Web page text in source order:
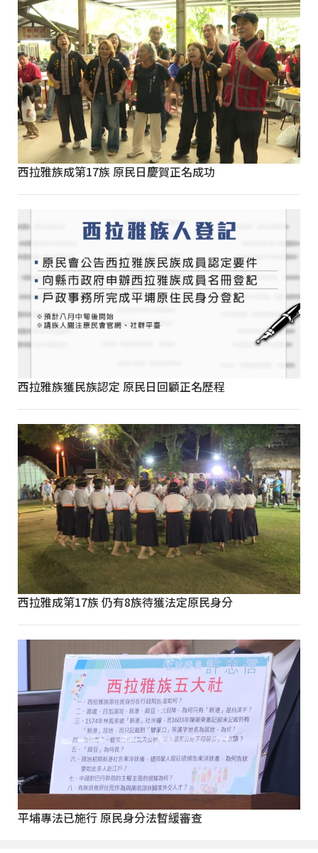
西拉雅族成第17族 原民日慶賀正名成功
西拉雅族獲民族認定 原民日回顧正名歷程
西拉雅成第17族 仍有8族待獲法定原民身分
平埔專法已施行 原民身分法暫緩審查